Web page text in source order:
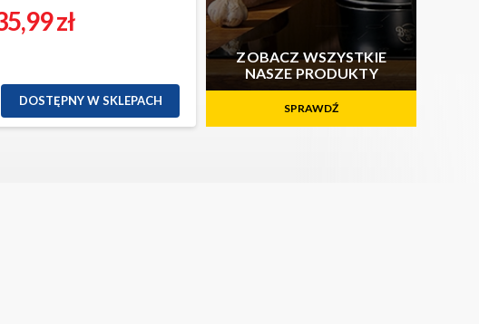
zł
DOSTĘPNY W SKLEPACH
ZOBACZ WSZYSTKIE
NASZE PRODUKTY
SPRAWDŹ